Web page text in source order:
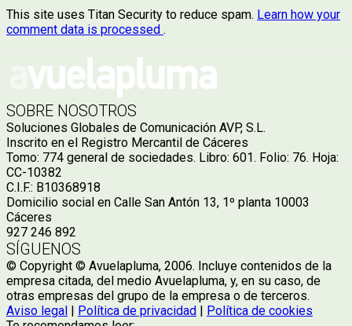
This site uses Titan Security to reduce spam. Learn how your
comment data is processed .
SOBRE NOSOTROS
Soluciones Globales de Comunicación AVP, S.L.
Inscrito en el Registro Mercantil de Cáceres
Tomo: 774 general de sociedades. Libro: 601. Folio: 76. Hoja:
CC-10382
C.I.F.: B10368918
Domicilio social en Calle San Antón 13, 1º planta 10003
Cáceres
927 246 892
SÍGUENOS
© Copyright © Avuelapluma, 2006. Incluye contenidos de la
empresa citada, del medio Avuelapluma, y, en su caso, de
otras empresas del grupo de la empresa o de terceros.
Aviso legal
Política de privacidad
Política de cookies